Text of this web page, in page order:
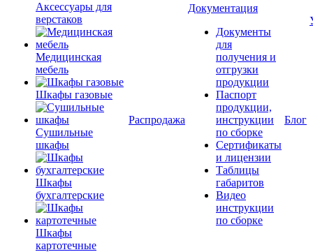
Аксессуары для
верстаков
Медицинская
мебель
Шкафы газовые
Сушильные
шкафы
Шкафы
бухгалтерские
Шкафы
картотечные
Распродажа
Документация
Документы
для
получения и
отгрузки
продукции
Паспорт
продукции,
инструкции
по сборке
Сертификаты
и лицензии
Таблицы
габаритов
Видео
инструкции
по сборке
Блог